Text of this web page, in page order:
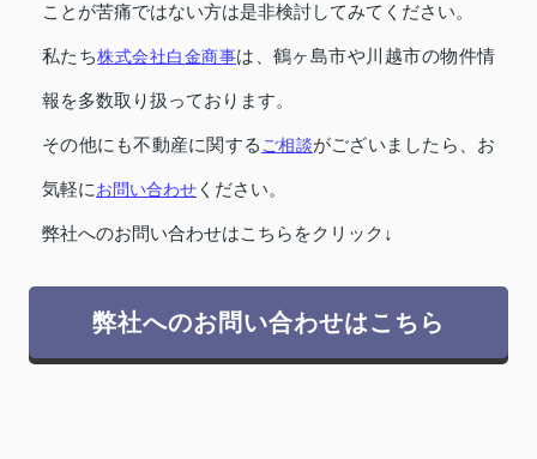
ことが苦痛ではない方は是非検討してみてください。
私たち株式会社白金商事は、鶴ヶ島市や川越市の物件情
報を多数取り扱っております。
その他にも不動産に関する ご相談がございましたら、お
気軽にお問い合わせ ください。
弊社へのお問い合わせはこちらをクリック↓
弊社へのお問い合わせはこちら